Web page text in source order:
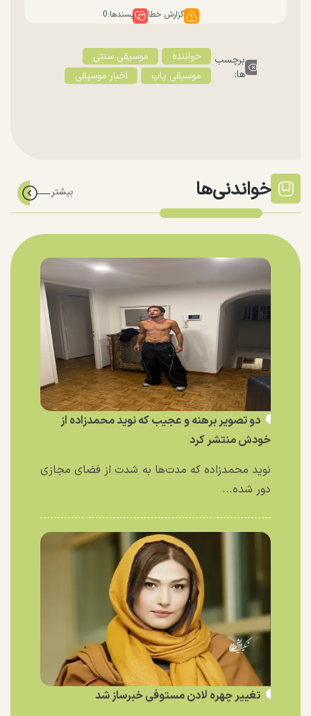
گزارش خطا پسندها:0
برچسب
ها:
خواننده
موسیقی سنتی
موسیقی پاپ
اخبار موسیقی
خواندنی‌ها
دو تصویر برهنه و عجیب که نوید محمدزاده از
خودش منتشر کرد
نوید محمدزاده که مدت‌ها به شدت از فضای مجازی
دور شده...
تغییر چهره لادن مستوفی خبرساز شد